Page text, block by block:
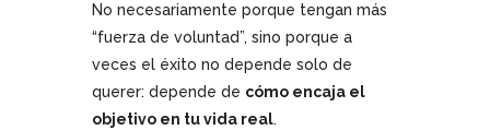
No necesariamente porque tengan más
“fuerza de voluntad”, sino porque a
veces el éxito no depende solo de
querer: depende de cómo encaja el
objetivo en tu vida real.